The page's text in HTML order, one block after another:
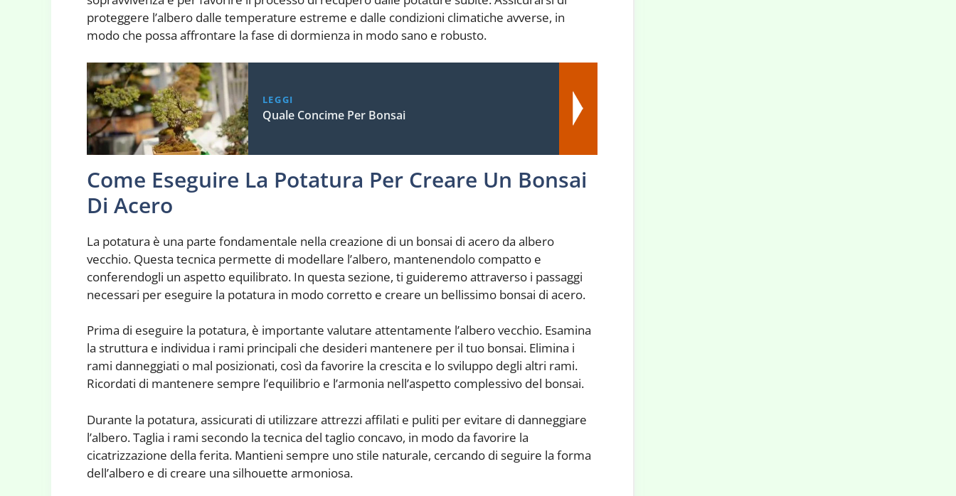
proteggere l’albero dalle temperature estreme e dalle condizioni climatiche avverse, in
modo che possa affrontare la fase di dormienza in modo sano e robusto.
LEGGI
Quale Concime Per Bonsai
Come Eseguire La Potatura Per Creare Un Bonsai
Di Acero
La potatura è una parte fondamentale nella creazione di un bonsai di acero da albero
vecchio. Questa tecnica permette di modellare l’albero, mantenendolo compatto e
conferendogli un aspetto equilibrato. In questa sezione, ti guideremo attraverso i passaggi
necessari per eseguire la potatura in modo corretto e creare un bellissimo bonsai di acero.
Prima di eseguire la potatura, è importante valutare attentamente l’albero vecchio. Esamina
la struttura e individua i rami principali che desideri mantenere per il tuo bonsai. Elimina i
rami danneggiati o mal posizionati, così da favorire la crescita e lo sviluppo degli altri rami.
Ricordati di mantenere sempre l’equilibrio e l’armonia nell’aspetto complessivo del bonsai.
Durante la potatura, assicurati di utilizzare attrezzi affilati e puliti per evitare di danneggiare
l’albero. Taglia i rami secondo la tecnica del taglio concavo, in modo da favorire la
cicatrizzazione della ferita. Mantieni sempre uno stile naturale, cercando di seguire la forma
dell’albero e di creare una silhouette armoniosa.